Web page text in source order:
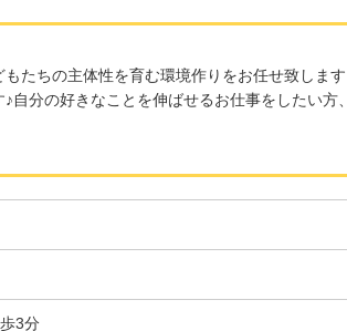
たちの主体性を育む環境作りをお任せ致しま
自分の好きなことを伸ばせるお仕事をしたい方
3分